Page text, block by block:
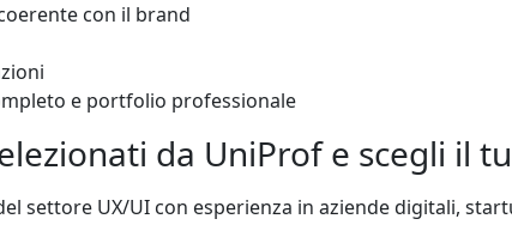
con il brand
e portfolio professionale
da UniProf e scegli il
settore UX/UI con esperienza in aziende digitali,